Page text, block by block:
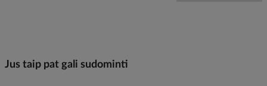
Jus taip pat gali sudominti